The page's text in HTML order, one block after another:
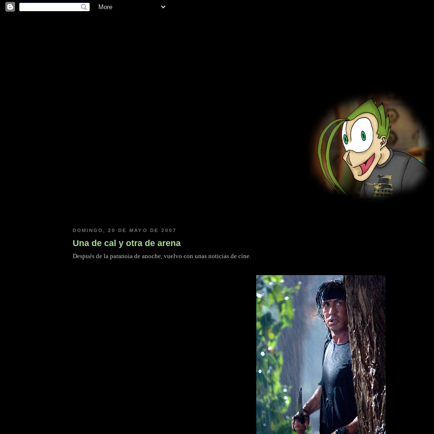
DOMINGO, 20 DE MAYO DE 2007
Una de cal y otra de arena
Después de la paranoia de anoche, vuelvo con unas noticias de cine.